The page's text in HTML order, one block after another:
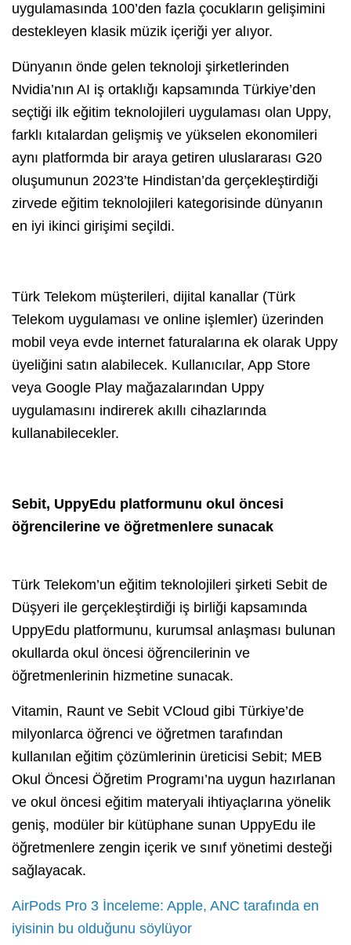
uygulamasında 100’den fazla çocukların gelişimini
destekleyen klasik müzik içeriği yer alıyor.
Dünyanın önde gelen teknoloji şirketlerinden
Nvidia’nın AI iş ortaklığı kapsamında Türkiye’den
seçtiği ilk eğitim teknolojileri uygulaması olan Uppy,
farklı kıtalardan gelişmiş ve yükselen ekonomileri
aynı platformda bir araya getiren uluslararası G20
oluşumunun 2023’te Hindistan’da gerçekleştirdiği
zirvede eğitim teknolojileri kategorisinde dünyanın
en iyi ikinci girişimi seçildi.
Türk Telekom müşterileri, dijital kanallar (Türk
Telekom uygulaması ve online işlemler) üzerinden
mobil veya evde internet faturalarına ek olarak Uppy
üyeliğini satın alabilecek. Kullanıcılar, App Store
veya Google Play mağazalarından Uppy
uygulamasını indirerek akıllı cihazlarında
kullanabilecekler.
Sebit, UppyEdu platformunu okul öncesi
öğrencilerine ve öğretmenlere sunacak
Türk Telekom’un eğitim teknolojileri şirketi Sebit de
Düşyeri ile gerçekleştirdiği iş birliği kapsamında
UppyEdu platformunu, kurumsal anlaşması bulunan
okullarda okul öncesi öğrencilerinin ve
öğretmenlerinin hizmetine sunacak.
Vitamin, Raunt ve Sebit VCloud gibi Türkiye’de
milyonlarca öğrenci ve öğretmen tarafından
kullanılan eğitim çözümlerinin üreticisi Sebit; MEB
Okul Öncesi Öğretim Programı’na uygun hazırlanan
ve okul öncesi eğitim materyali ihtiyaçlarına yönelik
geniş, modüler bir kütüphane sunan UppyEdu ile
öğretmenlere zengin içerik ve sınıf yönetimi desteği
sağlayacak.
AirPods Pro 3 İnceleme: Apple, ANC tarafında en
iyisinin bu olduğunu söylüyor